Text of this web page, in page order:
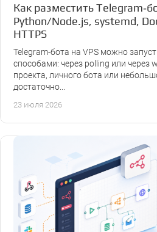
Как разместить
Python/Node.js, systemd,
HTTPS
Telegram-бота на VPS можно
способами: через polling или через
проекта, личного бота или
достаточно...
23 июля 2026